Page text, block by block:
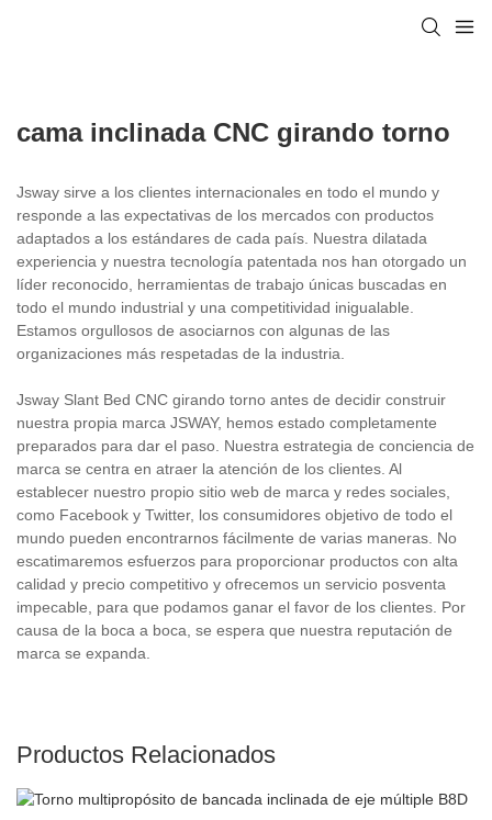
cama inclinada CNC girando torno
Jsway sirve a los clientes internacionales en todo el mundo y
responde a las expectativas de los mercados con productos
adaptados a los estándares de cada país. Nuestra dilatada
experiencia y nuestra tecnología patentada nos han otorgado un
líder reconocido, herramientas de trabajo únicas buscadas en
todo el mundo industrial y una competitividad inigualable.
Estamos orgullosos de asociarnos con algunas de las
organizaciones más respetadas de la industria.
Jsway Slant Bed CNC girando torno antes de decidir construir
nuestra propia marca JSWAY, hemos estado completamente
preparados para dar el paso. Nuestra estrategia de conciencia de
marca se centra en atraer la atención de los clientes. Al
establecer nuestro propio sitio web de marca y redes sociales,
como Facebook y Twitter, los consumidores objetivo de todo el
mundo pueden encontrarnos fácilmente de varias maneras. No
escatimaremos esfuerzos para proporcionar productos con alta
calidad y precio competitivo y ofrecemos un servicio posventa
impecable, para que podamos ganar el favor de los clientes. Por
causa de la boca a boca, se espera que nuestra reputación de
marca se expanda.
Productos Relacionados